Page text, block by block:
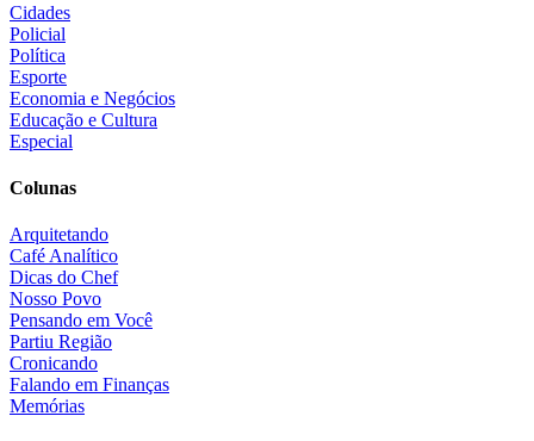
Cidades
Policial
Política
Esporte
Economia e Negócios
Educação e Cultura
Especial
Colunas
Arquitetando
Café Analítico
Dicas do Chef
Nosso Povo
Pensando em Você
Partiu Região
Cronicando
Falando em Finanças
Memórias